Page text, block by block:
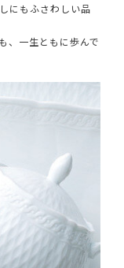
にもふさわしい品
、一生ともに歩んで